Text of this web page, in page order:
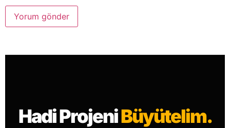
Hadi ProjeniBüyütelim.